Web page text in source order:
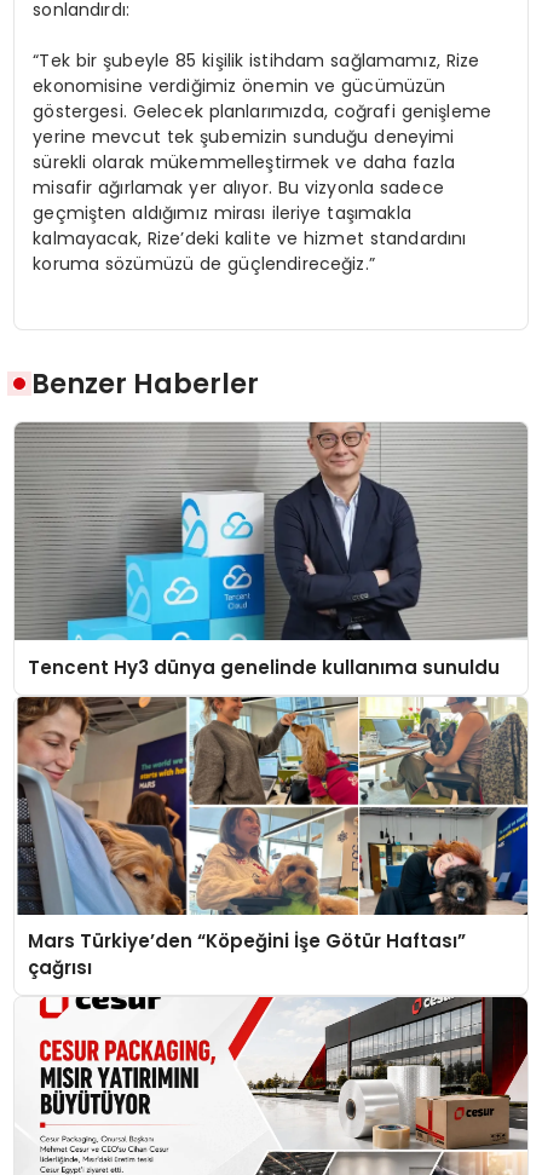
sonlandırdı:
“Tek bir şubeyle 85 kişilik istihdam sağlamamız, Rize
ekonomisine verdiğimiz önemin ve gücümüzün
göstergesi. Gelecek planlarımızda, coğrafi genişleme
yerine mevcut tek şubemizin sunduğu deneyimi
sürekli olarak mükemmelleştirmek ve daha fazla
misafir ağırlamak yer alıyor. Bu vizyonla sadece
geçmişten aldığımız mirası ileriye taşımakla
kalmayacak, Rize’deki kalite ve hizmet standardını
koruma sözümüzü de güçlendireceğiz.”
Benzer Haberler
Tencent Hy3 dünya genelinde kullanıma sunuldu
Mars Türkiye’den “Köpeğini İşe Götür Haftası”
çağrısı